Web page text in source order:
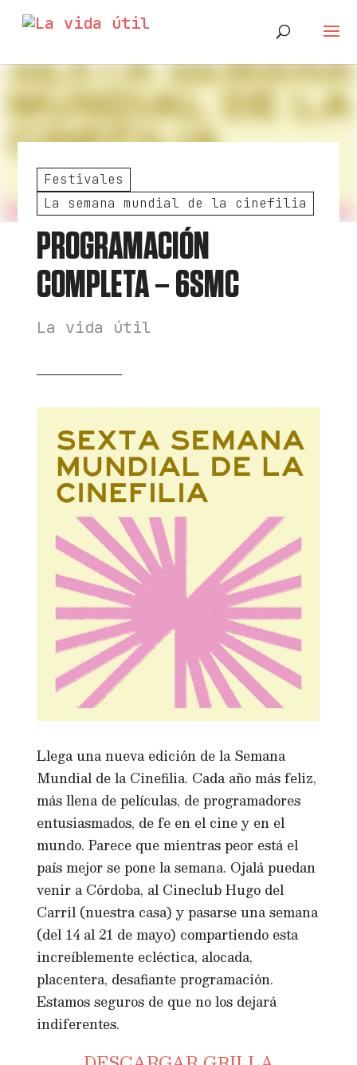
Festivales
La semana mundial de la cinefilia
PROGRAMACIÓN
COMPLETA – 6SMC
La vida útil
Llega una nueva edición de la Semana
Mundial de la Cinefilia. Cada año más feliz,
más llena de películas, de programadores
entusiasmados, de fe en el cine y en el
mundo. Parece que mientras peor está el
país mejor se pone la semana. Ojalá puedan
venir a Córdoba, al Cineclub Hugo del
Carril (nuestra casa) y pasarse una semana
(del 14 al 21 de mayo) compartiendo esta
increíblemente ecléctica, alocada,
placentera, desafiante programación.
Estamos seguros de que no los dejará
indiferentes.